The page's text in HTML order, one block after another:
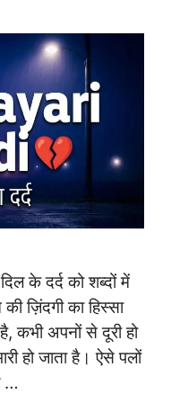
के दर्द को शब्दों में
ज़िंदगी का हिस्सा
कभी अपनों से दूरी हो
हो जाता है। ऐसे पलों
…